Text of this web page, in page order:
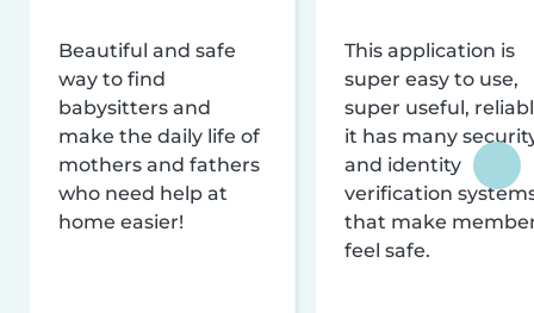
Beautiful and safe
way to find
babysitters and
make the daily life of
mothers and fathers
who need help at
home easier!
This application is
super easy to use,
super useful,
it has many
and identity
verification
that make
feel safe.